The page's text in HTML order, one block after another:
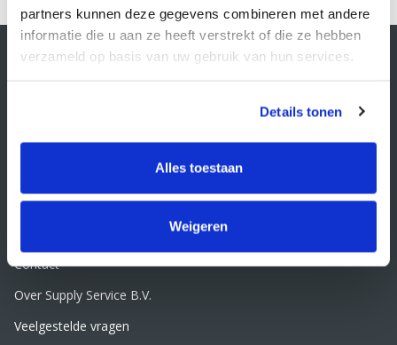
partners kunnen deze gegevens combineren met andere
informatie die u aan ze heeft verstrekt of die ze hebben
verzameld op basis van uw gebruik van hun services.
Details tonen
Alles toestaan
Weigeren
Contactgegevens
+31 33 468 13 42
KvK nummer: 66384737
BTW nummer: NL856526605B01
Contact
Over Supply Service B.V.
Veelgestelde vragen